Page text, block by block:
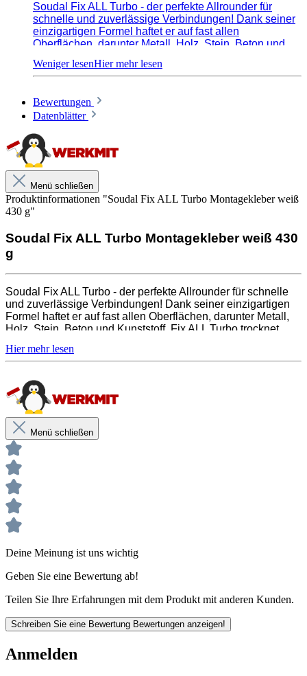
Soudal Fix ALL Turbo - der perfekte Allrounder für
schnelle und zuverlässige Verbindungen! Dank seiner
einzigartigen Formel haftet er auf fast allen
Oberflächen, darunter Metall, Holz, Stein, Beton und
bietet eine hohe Anfangshaftung. Seine Witterungs-
und UV-Beständigkeit machen ihn perfekt für den
und nach 20 Minuten hält die Verbindung. In nur drei
Stunden ist der Klebstoff vollständig ausgehärtet. Mit
Soudal Fix ALL Turbo bist du auf der sicheren Seite -
zuverlässig, schnell und einfach in der Anwendung!
Bewertungen
Datenblätter
Menü schließen
Produktinformationen "Soudal Fix ALL Turbo Montagekleber weiß
430 g"
Soudal Fix ALL Turbo Montagekleber weiß 430
g
Soudal Fix ALL Turbo - der perfekte Allrounder für schnelle
und zuverlässige Verbindungen! Dank seiner einzigartigen
Formel haftet er auf fast allen Oberflächen, darunter Metall,
Holz, Stein, Beton und Kunststoff. Fix ALL Turbo trocknet
Witterungs- und UV-Beständigkeit machen ihn perfekt für den
Innen- und Außenbereich geeignet. Einfach auftragen und
nach 20 Minuten hält die Verbindung. In nur drei Stunden ist
der Klebstoff vollständig ausgehärtet. Mit Soudal Fix ALL
Turbo bist du auf der sicheren Seite - zuverlässig, schnell
und einfach in der Anwendung!
Menü schließen
Deine Meinung ist uns wichtig
Geben Sie eine Bewertung ab!
Teilen Sie Ihre Erfahrungen mit dem Produkt mit anderen Kunden.
Schreiben Sie eine Bewertung Bewertungen anzeigen!
Anmelden